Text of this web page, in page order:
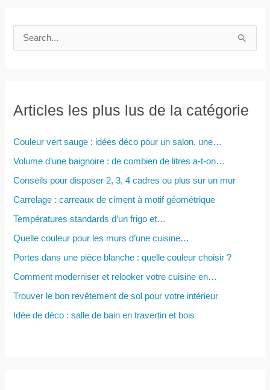
e
e
c
h
:
Articles les plus lus de la catégorie
Couleur vert sauge : idées déco pour un salon, une…
Volume d’une baignoire : de combien de litres a-t-on…
Conseils pour disposer 2, 3, 4 cadres ou plus sur un mur
Carrelage : carreaux de ciment à motif géométrique
Températures standards d’un frigo et…
Quelle couleur pour les murs d’une cuisine…
Portes dans une pièce blanche : quelle couleur choisir ?
Comment moderniser et relooker votre cuisine en…
Trouver le bon revêtement de sol pour votre intérieur
Idée de déco : salle de bain en travertin et bois